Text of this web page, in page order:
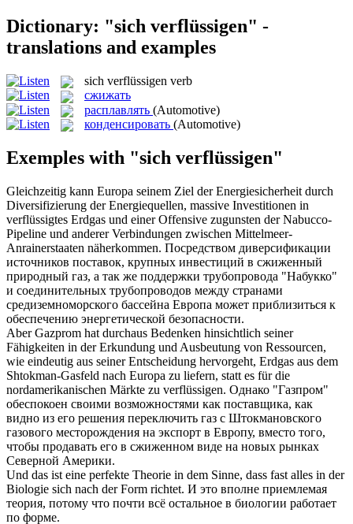
Dictionary: "sich verflüssigen" -
translations and examples
sich verflüssigen verb
сжижать
расплавлять (Automotive)
конденсировать (Automotive)
Exemples with "sich verflüssigen"
Gleichzeitig kann Europa seinem Ziel der Energiesicherheit durch
Diversifizierung der Energiequellen, massive Investitionen in
verflüssigtes Erdgas und einer Offensive zugunsten der Nabucco-
Pipeline und anderer Verbindungen zwischen Mittelmeer-
Anrainerstaaten näherkommen. Посредством диверсификации
источников поставок, крупных инвестиций в сжиженный
природный газ, а так же поддержки трубопровода "Набукко"
и соединительных трубопроводов между странами
средиземноморского бассейна Европа может приблизиться к
обеспечению энергетической безопасности.
Aber Gazprom hat durchaus Bedenken hinsichtlich seiner
Fähigkeiten in der Erkundung und Ausbeutung von Ressourcen,
wie eindeutig aus seiner Entscheidung hervorgeht, Erdgas aus dem
Shtokman-Gasfeld nach Europa zu liefern, statt es für die
nordamerikanischen Märkte zu verflüssigen. Однако "Газпром"
обеспокоен своими возможностями как поставщика, как
видно из его решения переключить газ с Штокмановского
газового месторождения на экспорт в Европу, вместо того,
чтобы продавать его в сжиженном виде на новых рынках
Северной Америки.
Und das ist eine perfekte Theorie in dem Sinne, dass fast alles in der
Biologie sich nach der Form richtet. И это вполне приемлемая
теория, потому что почти всё остальное в биологии работает
по форме.